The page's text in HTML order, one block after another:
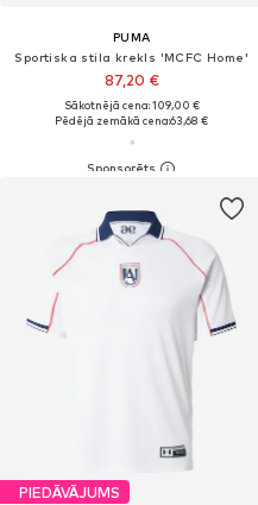
PUMA
Sportiska stila krekls 'MCFC Home'
87,20 €
Sākotnējā cena: 109,00 €
Pēdējā zemākā cena:63,68 €
PIEDĀVĀJUMS